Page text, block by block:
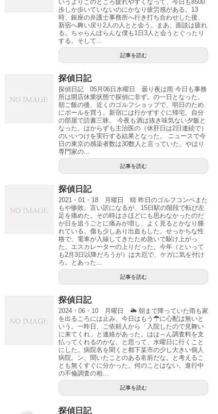
いうよりこのところ疲れやすくなって、今日も8500
歩しか歩いていないのにかなり疲労感がある。13
時、銀座の弁護士事務所へ行き打ち合わせした後、
新宿へ舞い戻り2人の人とと会う。まあ、面談は疲れ
る。ちゃらんぽらんな僕も1日3人と会うとぐったり
する。そして...
記事を読む
探偵日記
探偵日記 05月06日水曜日 曇り夜は雨 今日も事務
所は開店休業状態で探偵に非ず。の一日となった。
朝ご飯の後、近くのゴルフショップで、明日のため
にボールを買う。新宿には行かずすぐに帰宅。自分
の部屋で読書三昧。 今夜も酒は抜き味気ない夕飯と
なった。はからずも主治医の（休肝日は2日連続で）
のいいつけを実行する結果となった。 ニュースで今
日の東京の感染者数は30数人と言っていた。やはり
専門家の...
記事を読む
探偵日記
2021・01・18 月曜日 晴 昨日のゴルフコンペまた
もや惨敗。言い訳になるが、15日駅の階段で転び左
足を痛めた。その時はさほどにも思わなかったのだ
が日を追うごとに痛みが増し、よく見るとかなり腫
れている。傷も少しあり出血もした。せっかちな性
格で、電車が入線してきたため急いで駆け上がっ
た。エスカレーターの上りだった。今年（といって
も2月3日以降だろうが）は大厄で、ケガに気を付け
ろ。とあった...
記事を読む
探偵日記
2024・06・10 月曜日 🌥 朝まで降っていた雨も家
を出るころには止み、今日はもう☂に心配は無いと
いう。一昨日、ご依頼人から「入院したので見舞い
に来てくれ」と連絡があった。はは～ん調査料を支
払ってくれるのかな。と思って、水曜日に行くこと
にした。病院名を聞くと都下某市の少し大きい個人
病院。ン、聞いたことのある名前だな。と考えるこ
とも無くすぐに分かった。何のことはない。進行中
の不倫調査の相...
記事を読む
探偵日記